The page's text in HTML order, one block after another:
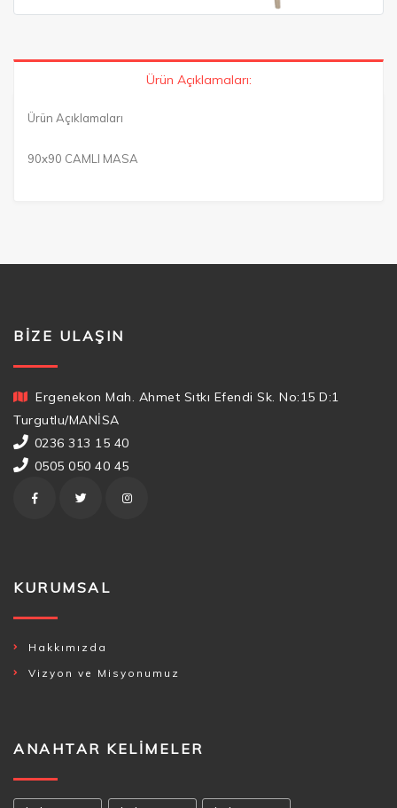
Ürün Açıklamaları:
Ürün Açıklamaları
90x90 CAMLI MASA
BIZE ULAŞIN
Ergenekon Mah. Ahmet Sıtkı Efendi Sk. No:15 D:1
Turgutlu/MANİSA
0236 313 15 40
0505 050 40 45
KURUMSAL
Hakkımızda
Vizyon ve Misyonumuz
ANAHTAR KELIMELER